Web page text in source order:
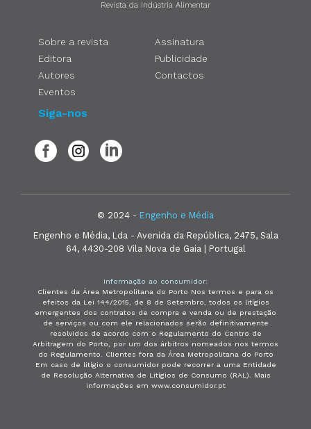
Revista da Indústria Alimentar
Sobre a revista
Editora
Autores
Eventos
Assinatura
Publicidade
Contactos
Siga-nos
© 2024 - Engenho e Média
Engenho e Média, Lda - Avenida da República, 2475, Sala
64, 4430-208 Vila Nova de Gaia | Portugal
Informação ao consumidor:
Clientes da Área Metropolitana do Porto Nos termos e para os
efeitos da Lei 144/2015, de 8 de Setembro, todos os litígios
emergentes dos contratos de compra e venda ou de prestação
de serviços ou com ele relacionados serão definitivamente
resolvidos de acordo com o Regulamento do Centro de
Arbitragem do Porto, por um dos árbitros nomeados nos termos
do Regulamento. Clientes fora da Área Metropolitana do Porto
Em caso de litígio o consumidor pode recorrer a uma Entidade
de Resolução Alternativa de Litígios de Consumo (RAL). Mais
informações em www.consumidor.pt